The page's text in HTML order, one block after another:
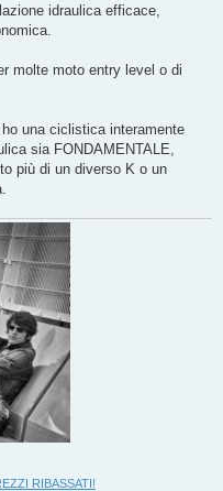
idraulica efficace,
molte moto entry level o di
una ciclistica interamente
sia FONDAMENTALE,
più di un diverso K o un
RIBASSATI!